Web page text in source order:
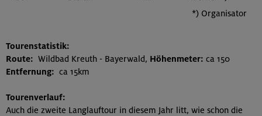
*) Organisator
Tourenstatistik:
Route: Wildbad Kreuth - Bayerwald, Höhenmeter: ca 150
Entfernung: ca 15km
Tourenverlauf:
Auch die zweite Langlauftour in diesem Jahr litt, wie schon die